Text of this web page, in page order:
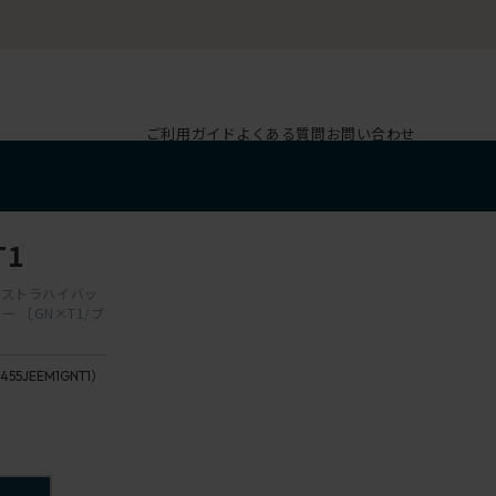
ご利用ガイド よくある質問お問い合わせ
トラハイバッ
ー ［GN×T1/ブ
）